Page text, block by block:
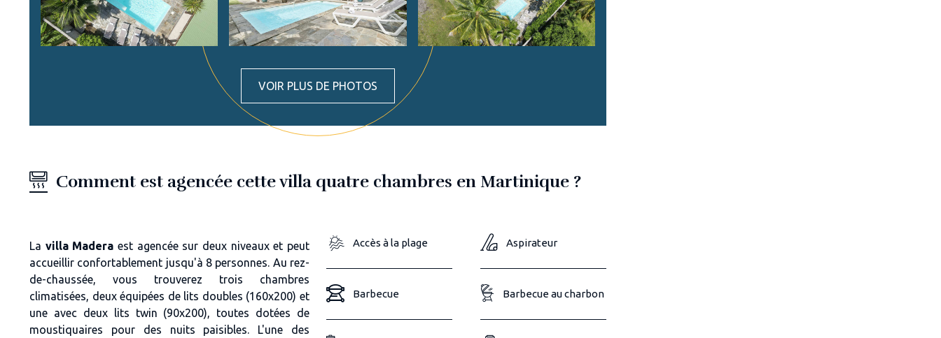
VOIR PLUS DE PHOTOS
Comment est agencée cette villa quatre chambres en Martinique ?
La villa Maderaest agencée sur deux niveaux et peut
accueillir confortablement jusqu'à 8 personnes. Au rez-
de-chaussée, vous trouverez trois chambres
climatisées, deux équipées de lits doubles (160x200) et
une avec deux lits twin (90x200), toutes dotées de
moustiquaires pour des nuits paisibles. L'une des
Accès à la plage Aspirateur
Barbecue Barbecue au charbon